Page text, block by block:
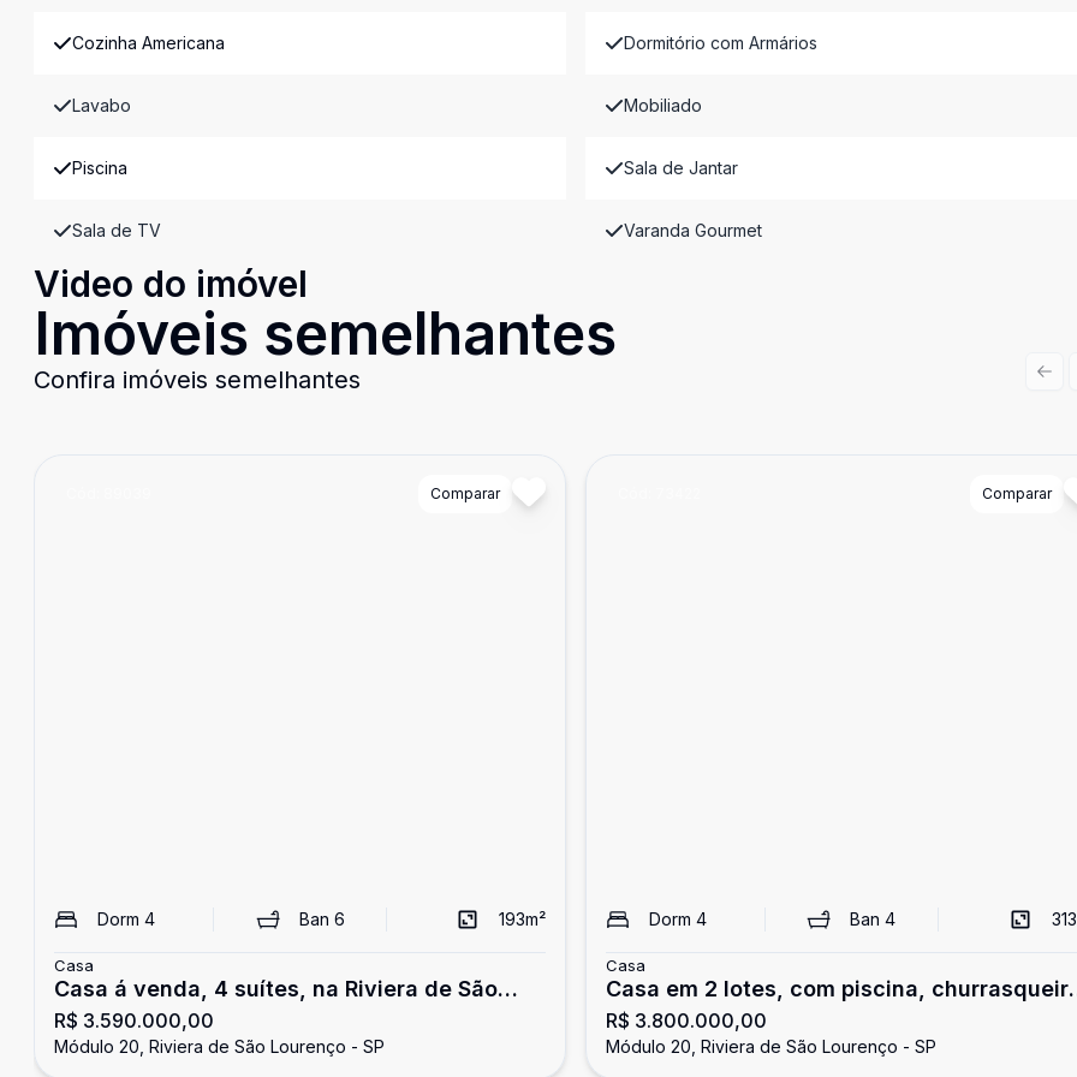
Cozinha Americana Dormitório com Armários
Lavabo Mobiliado
Piscina Sala de Jantar
Sala de TV Varanda Gourmet
Video do imóvel
Imóveis semelhantes
Confira imóveis semelhantes
Comparar
Dorm 4 Ban 6 193m²
Casa
Casa á venda, 4 suítes, na Riviera de São
Lourenço
R$ 3.590.000,00
Módulo 20, Riviera de São Lourenço - SP
Comparar
Dorm 4 Ban4 313
Casa
Casa em 2 lotes, com piscina,
à venda na Riviera
R$ 3.800.000,00
Módulo 20, Riviera de São Lourenço - SP